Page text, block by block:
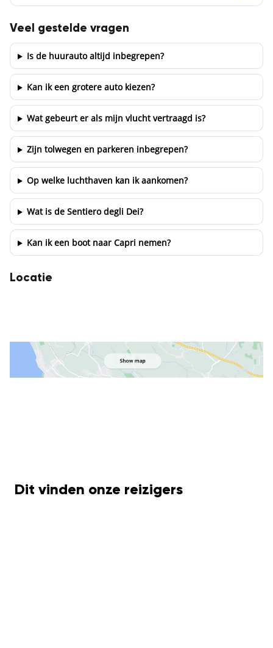
Veel gestelde vragen
Is de huurauto altijd inbegrepen?
Kan ik een grotere auto kiezen?
Wat gebeurt er als mijn vlucht vertraagd is?
Zijn tolwegen en parkeren inbegrepen?
Op welke luchthaven kan ik aankomen?
Wat is de Sentiero degli Dei?
Kan ik een boot naar Capri nemen?
Locatie
Dit vinden onze reizigers